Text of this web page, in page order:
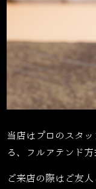
当店はプロのスタ
る、フルアテンド方
ご来店の際はご友